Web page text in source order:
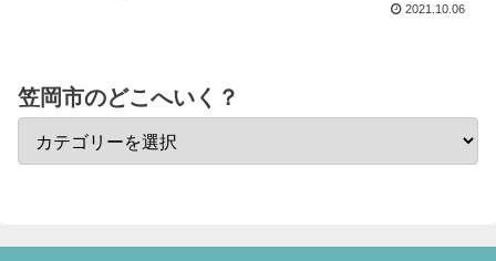
2021.10.06
笠岡市のどこへいく？